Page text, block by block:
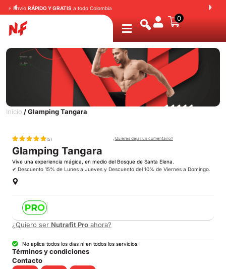
⚡ Envió RÁPIDO Y GRATIS a todo Colombia
0
Inicio / Glamping Tangara
(5) ¿Quieres dejar un comentario?
Glamping Tangara
Vive una experiencia mágica, en medio del Bosque de Santa Elena.
✔ Descuento 15% de Lunes a Jueves y Descuento del 10% de Viernes a Domingo.
¿Quiero ser Nutrafit Pro ahora?
No aplica todos los días ni en todos los servicios.
Términos y condiciones
Contacto